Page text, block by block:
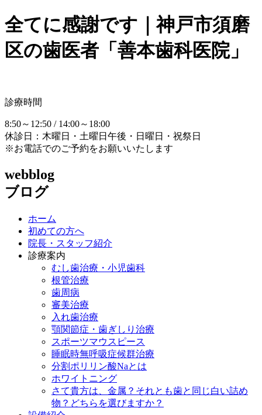
全てに感謝です｜神戸市須磨
区の歯医者「善本歯科医院」
診療時間
8:50～12:50 / 14:00～18:00
休診日：木曜日・土曜日午後・日曜日・祝祭日
※お電話でのご予約をお願いいたします
webblog
ブログ
ホーム
初めての方へ
院長・スタッフ紹介
診療案内
むし歯治療・小児歯科
根管治療
歯周病
審美治療
入れ歯治療
顎関節症・歯ぎしり治療
スポーツマウスピース
睡眠時無呼吸症候群治療
分割ポリリン酸Naとは
ホワイトニング
さて貴方は、金属？それとも歯と同じ白い詰め
物？どちらを選びますか？